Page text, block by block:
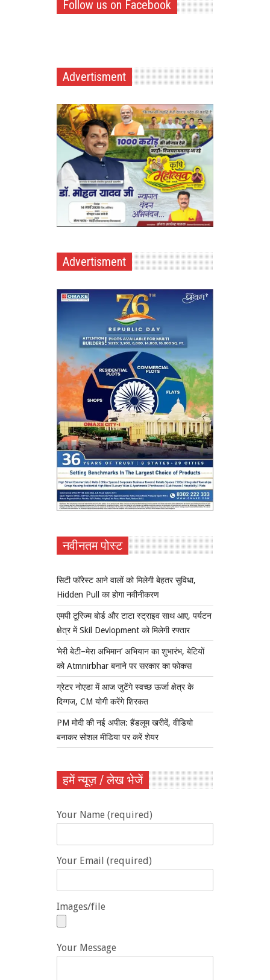
Follow us on Facebook
Advertisment
Advertisment
नवीनतम पोस्ट
सिटी फॉरेस्ट आने वालों को मिलेगी बेहतर सुविधा,
Hidden Pull का होगा नवीनीकरण
एमपी टूरिज्म बोर्ड और टाटा स्ट्राइव साथ आए, पर्यटन
क्षेत्र में Skil Devlopment को मिलेगी रफ्तार
‘मेरी बेटी–मेरा अभिमान’ अभियान का शुभारंभ, बेटियों
को Atmnirbhar बनाने पर सरकार का फोकस
ग्रेटर नोएडा में आज जुटेंगे स्वच्छ ऊर्जा क्षेत्र के
दिग्गज, CM योगी करेंगे शिरकत
PM मोदी की नई अपील: हैंडलूम खरीदें, वीडियो
बनाकर सोशल मीडिया पर करें शेयर
हमें न्यूज़ / लेख भेजें
Your Name (required)
Your Email (required)
Images/file
Your Message